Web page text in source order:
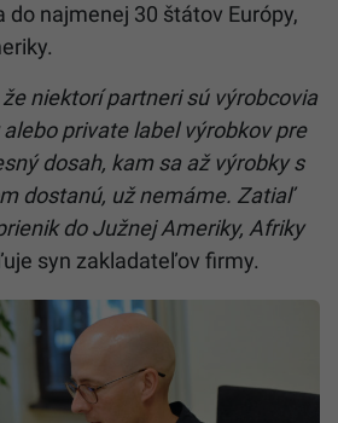
do najmenej 30 štátov Európy,
niektorí partneri sú výrobcovia
private label výrobkov pre
dosah, kam sa až výrobky s
dostanú, už nemáme. Zatiaľ
do Južnej Ameriky, Afriky
syn zakladateľov firmy.